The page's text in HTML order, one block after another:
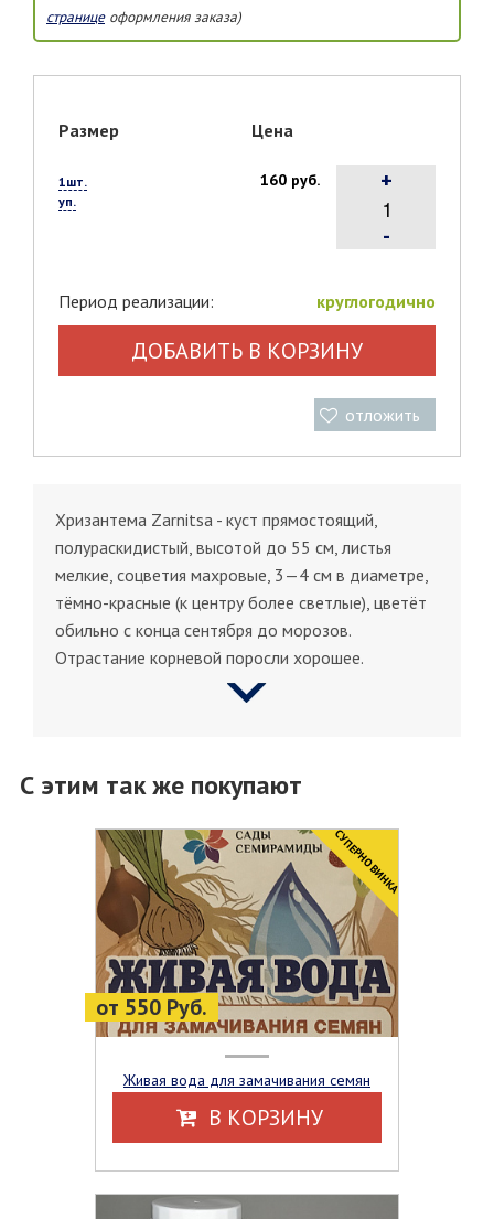
страницеоформления заказа)
Размер Цена
1шт.
уп.
160 руб.
-
+
Период реализации: круглогодично
ДОБАВИТЬ В КОРЗИНУ
отложить
Хризантема Zarnitsa - куст прямостоящий,
полураскидистый, высотой до 55 см, листья
мелкие, соцветия махровые, 3—4 см в диаметре,
тёмно-красные (к центру более светлые), цветёт
обильно с конца сентября до морозов.
Отрастание корневой поросли хорошее.
С этим так же покупают
от 550 Руб.
CУПЕРНОВИНКА
Живая вода для замачивания семян
В КОРЗИНУ